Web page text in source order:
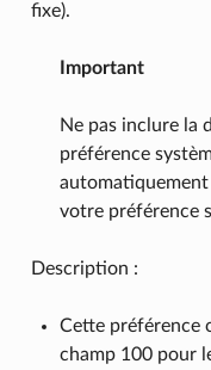
fixe).
Important
Ne pas inclure la
préférence
automatiquement
votre préférence
Description :
Cette préférence
champ 100 pour